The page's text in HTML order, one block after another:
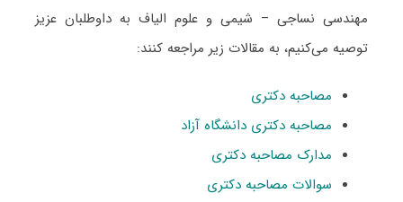
مهندسی نساجی – شیمی و علوم الیاف به داوطلبان عزیز
توصیه می‌کنیم، به مقالات زیر مراجعه کنند:
مصاحبه دکتری
مصاحبه دکتری دانشگاه آزاد
مدارک مصاحبه دکتری
سوالات مصاحبه دکتری